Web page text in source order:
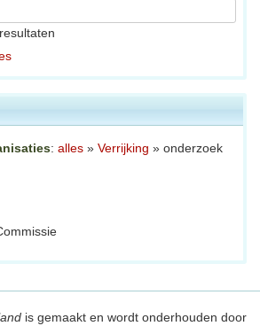
: alles » Verrijking » onderzoek
is gemaakt en wordt onderhouden door